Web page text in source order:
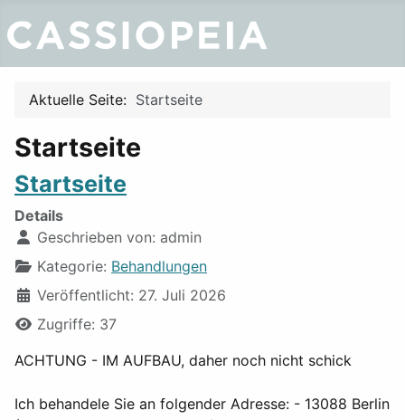
Aktuelle Seite: Startseite
Startseite
Startseite
Details
Geschrieben von: admin
Kategorie: Behandlungen
Veröffentlicht: 27. Juli 2026
Zugriffe: 37
ACHTUNG - IM AUFBAU, daher noch nicht schick
Ich behandele Sie an folgender Adresse: - 13088 Berlin